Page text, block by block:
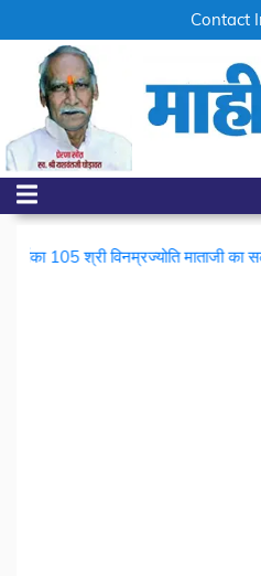
Contact
विनम्रज्योति माताजी का सल्लेखना पूर्वक